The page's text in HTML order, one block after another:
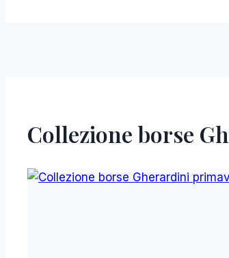
Collezione borse